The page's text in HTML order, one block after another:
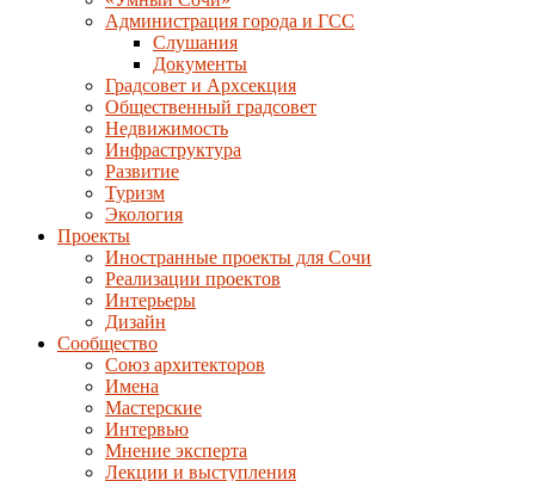
Администрация города и ГСС
Слушания
Документы
Градсовет и Архсекция
Общественный градсовет
Недвижимость
Инфраструктура
Развитие
Туризм
Экология
Проекты
Иностранные проекты для Сочи
Реализации проектов
Интерьеры
Дизайн
Сообщество
Союз архитекторов
Имена
Мастерские
Интервью
Мнение эксперта
Лекции и выступления